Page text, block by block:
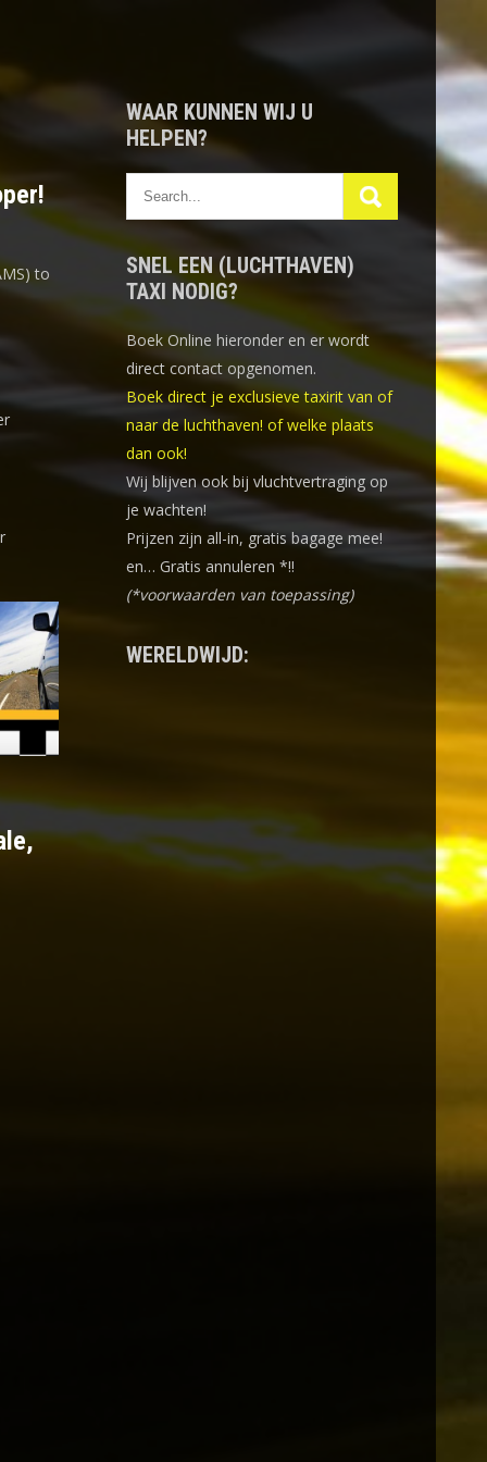
to
WAAR KUNNEN WIJ U
HELPEN?
SNEL EEN (LUCHTHAVEN)
TAXI NODIG?
Boek Online hieronder en er wordt
direct contact opgenomen.
Boek direct je exclusieve taxirit van of
naar de luchthaven! of welke plaats
dan ook!
Wij blijven ook bij vluchtvertraging op
je wachten!
Prijzen zijn all-in, gratis bagage mee!
en… Gratis annuleren *!!
(*voorwaarden van toepassing)
WERELDWIJD: